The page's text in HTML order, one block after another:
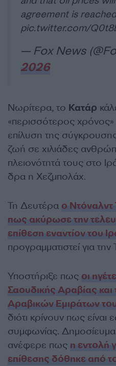
agreement is
pic.twitter.com/
— Fox News
2026
Νωρίτερα, το Κατάρ
«περισσότερος χρόνος»
επίλυση της σύγκρουσης
ζωή σε χιλιάδες
πλειονότητά τους στο
δρα η Χεζμπολάχ.
Τη Δευτέρα ο
πως ακύρωσε την
επίθεση εναντίον του
προγραμματιστεί για την
Υποστήριξε πως οι
Σαουδικής Αραβίας
Αραβικών Εμιράτων
διότι κρίνουν πως είναι
συμφωνίας.
ανέφερε πως η εντολή
επίθεσης δόθηκε από